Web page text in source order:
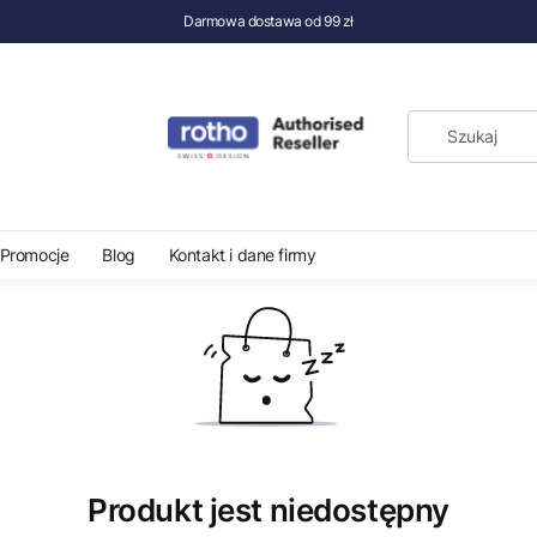
Darmowa dostawa od 99 zł
Promocje Blog Kontakt i dane firmy
Produkt jest niedostępny